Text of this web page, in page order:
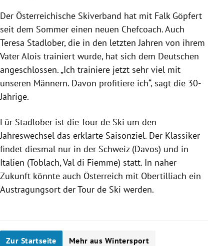
Der Österreichische Skiverband hat mit Falk Göpfert
seit dem Sommer einen neuen Chefcoach. Auch
Teresa Stadlober, die in den letzten Jahren von ihrem
Vater Alois trainiert wurde, hat sich dem Deutschen
angeschlossen. „Ich trainiere jetzt sehr viel mit
unseren Männern. Davon profitiere ich“, sagt die 30-
Jährige.
Für Stadlober ist die Tour de Ski um den
Jahreswechsel das erklärte Saisonziel. Der Klassiker
findet diesmal nur in der Schweiz (Davos) und in
Italien (Toblach, Val di Fiemme) statt. In naher
Zukunft könnte auch Österreich mit Obertilliach ein
Austragungsort der Tour de Ski werden.
Zur Startseite Mehr aus Wintersport